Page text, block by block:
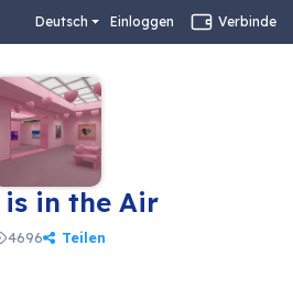
Deutsch Einloggen Verbinde
is in the Air
4696 Teilen